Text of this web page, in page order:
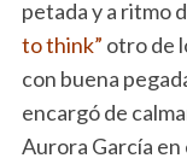
petada y a ritmo
to think” otro de
con buena
encargó de
Aurora García